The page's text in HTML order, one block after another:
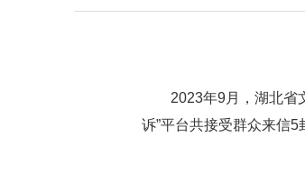
2023年9月，湖北省
诉”平台共接受群众来信5